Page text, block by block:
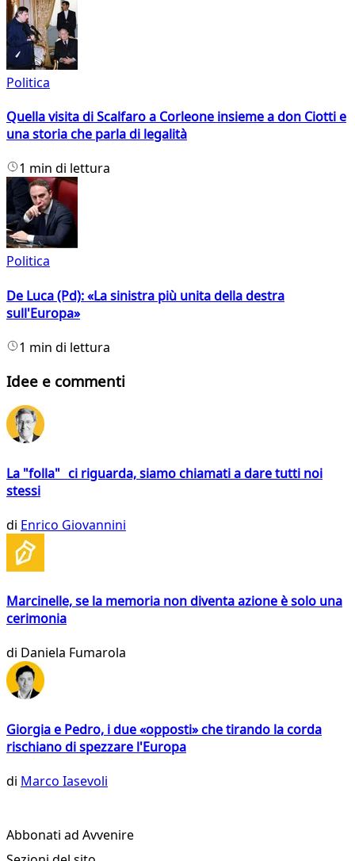
Politica
Quella visita di Scalfaro a Corleone insieme a don Ciotti e
una storia che parla di legalità
1 min di lettura
Politica
De Luca (Pd): «La sinistra più unita della destra
sull'Europa»
1 min di lettura
Idee e commenti
La "folla" ci riguarda, siamo chiamati a dare tutti noi
stessi
di Enrico Giovannini
Marcinelle, se la memoria non diventa azione è solo una
cerimonia
di Daniela Fumarola
Giorgia e Pedro, i due «opposti» che tirando la corda
rischiano di spezzare l'Europa
di Marco Iasevoli
Abbonati ad Avvenire